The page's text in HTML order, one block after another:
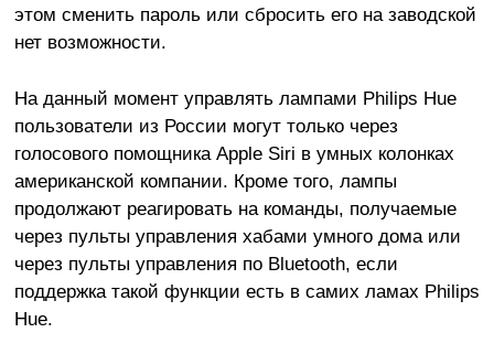
этом сменить пароль или сбросить его на заводской
нет возможности.
На данный момент управлять лампами Philips Hue
пользователи из России могут только через
голосового помощника Apple Siri в умных колонках
американской компании. Кроме того, лампы
продолжают реагировать на команды, получаемые
через пульты управления хабами умного дома или
через пульты управления по Bluetooth, если
поддержка такой функции есть в самих ламах Philips
Hue.